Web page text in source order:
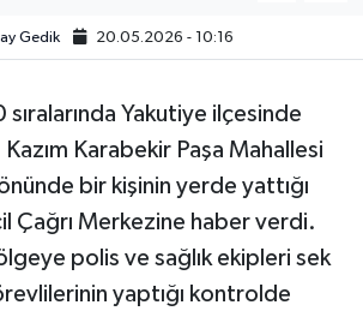
Gedik 20.05.2026 - 10:16
Yakutiye ilçesinde
Karabekir Paşa Mahallesi
bir kişinin yerde yattığı
Çağrı Merkezine haber verdi.
polis ve sağlık ekipleri sek
yaptığı kontrolde